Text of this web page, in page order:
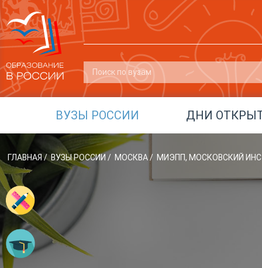
ВУЗЫ РОССИИ ДНИ
ГЛАВНАЯ/ ВУЗЫ РОССИИ / МОСКВА/ МИЭПП, МОСКОВСКИЙ